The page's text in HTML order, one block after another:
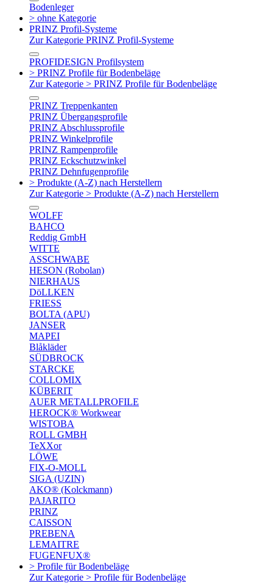
Bodenleger
> ohne Kategorie
PRINZ Profil-Systeme
Zur Kategorie PRINZ Profil-Systeme
PROFIDESIGN Profilsystem
> PRINZ Profile für Bodenbeläge
Zur Kategorie > PRINZ Profile für Bodenbeläge
PRINZ Treppenkanten
PRINZ Übergangsprofile
PRINZ Abschlussprofile
PRINZ Winkelprofile
PRINZ Rampenprofile
PRINZ Eckschutzwinkel
PRINZ Dehnfugenprofile
> Produkte (A-Z) nach Herstellern
Zur Kategorie > Produkte (A-Z) nach Herstellern
WOLFF
BAHCO
Reddig GmbH
WITTE
ASSCHWABE
HESON (Robolan)
NIERHAUS
DöLLKEN
FRIESS
BOLTA (APU)
JANSER
MAPEI
Blåkläder
SÜDBROCK
STARCKE
COLLOMIX
KÜBERIT
AUER METALLPROFILE
HEROCK® Workwear
WISTOBA
ROLL GMBH
TeXXor
LÖWE
FIX-O-MOLL
SIGA (UZIN)
AKO® (Kolckmann)
PAJARITO
PRINZ
CAISSON
PREBENA
LEMAITRE
FUGENFUX®
> Profile für Bodenbeläge
Zur Kategorie > Profile für Bodenbeläge